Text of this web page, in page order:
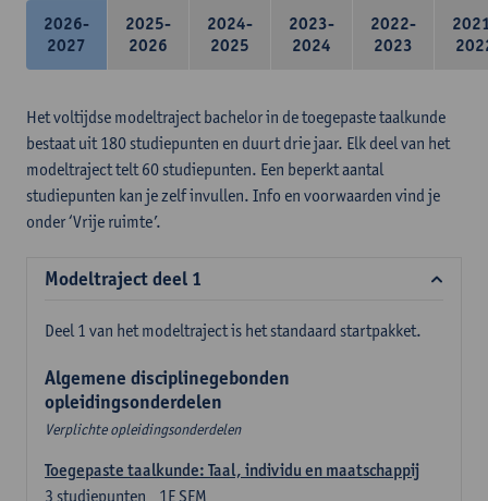
2026-
2027
2025-
2026
2024-
2025
2023-
2024
2022-
2023
Het voltijdse modeltraject bachelor in de toegepaste taalkunde
bestaat uit 180 studiepunten en duurt drie jaar. Elk deel van het
modeltraject telt 60 studiepunten. Een beperkt aantal
studiepunten kan je zelf invullen. Info en voorwaarden vind je
onder ‘Vrije ruimte’.
Modeltraject deel 1
Deel 1 van het modeltraject is het standaard startpakket.
Algemene disciplinegebonden
opleidingsonderdelen
Verplichte opleidingsonderdelen
Toegepaste taalkunde: Taal, individu en maatschappij
1E SEM
3 studiepunten